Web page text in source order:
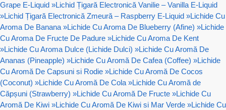
Grape E-Liquid »Lichid Țigară Electronică Vanilie – Vanilla E-Liquid
»Lichid Țigară Electronică Zmeură – Raspberry E-Liquid »Lichide Cu
Aroma De Banana »Lichide Cu Aroma De Blueberry (Afine) »Lichide
Cu Aroma De Fructe De Padure »Lichide Cu Aroma De Kent
»Lichide Cu Aroma Dulce (Lichide Dulci) »Lichide Cu Aromă De
Ananas (Pineapple) »Lichide Cu Aromă De Cafea (Coffee) »Lichide
Cu Aromă De Capsuni si Rodie »Lichide Cu Aromă De Cocos
(Coconut) »Lichide Cu Aromă De Cola »Lichide Cu Aromă de
Căpșuni (Strawberry) »Lichide Cu Aromă De Fructe »Lichide Cu
Aromă De Kiwi »Lichide Cu Aromă De Kiwi si Mar Verde »Lichide Cu